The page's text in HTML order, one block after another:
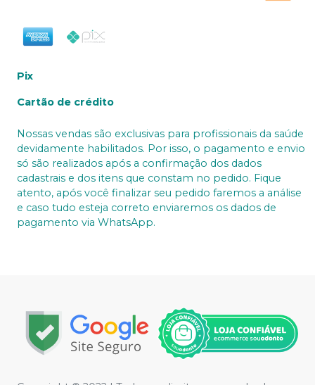
Pix
Cartão de crédito
Nossas vendas são exclusivas para profissionais da saúde
devidamente habilitados. Por isso, o pagamento e envio
só são realizados após a confirmação dos dados
cadastrais e dos itens que constam no pedido. Fique
atento, após você finalizar seu pedido faremos a análise
e caso tudo esteja correto enviaremos os dados de
pagamento via WhatsApp.